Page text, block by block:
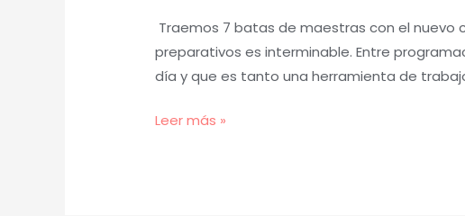
Traemos 7 batas de maestras con el nuevo
preparativos es interminable. Entre
día y que es tanto una herramienta de
Leer más »